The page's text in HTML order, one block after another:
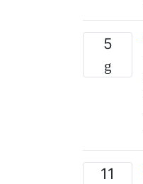
5
11